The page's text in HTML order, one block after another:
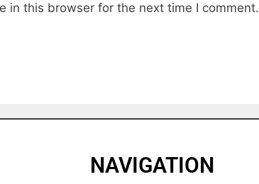
in this browser for the next time I comment.
NAVIGATION